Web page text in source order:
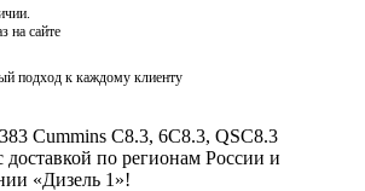
на сайте
подход к каждому клиенту
Cummins C8.3, 6C8.3, QSC8.3
доставкой по регионам России и
«Дизель 1»!